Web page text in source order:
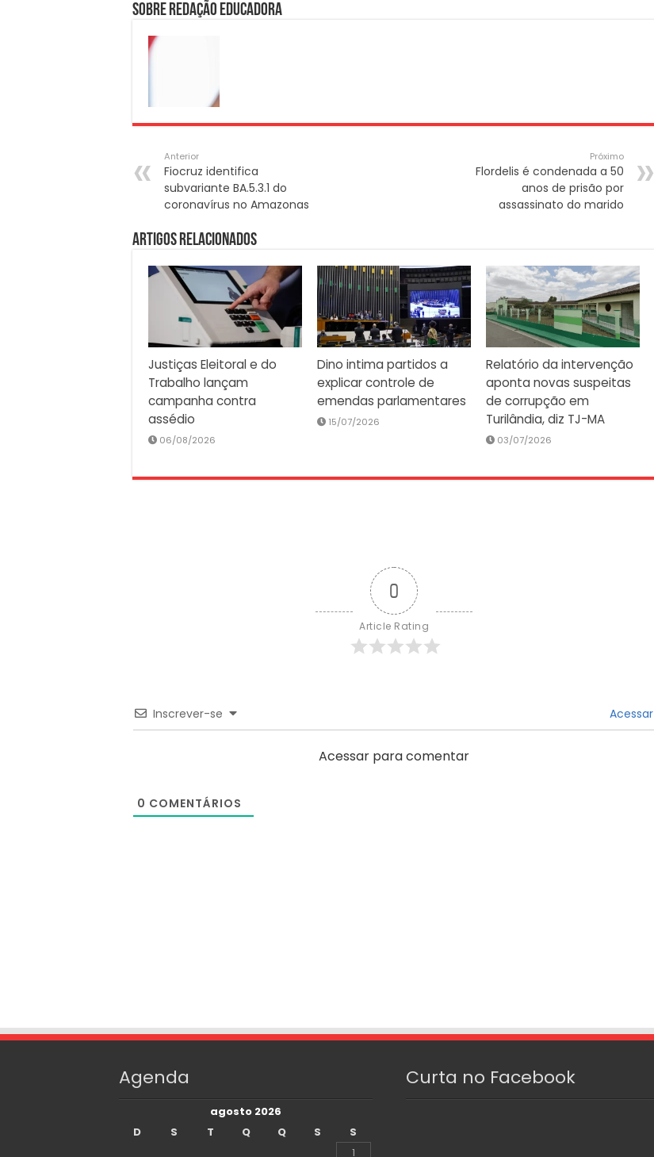
Sobre Redação Educadora
Anterior
Fiocruz identifica
subvariante BA.5.3.1 do
coronavírus no Amazonas
Próximo
Flordelis é condenada a 50
anos de prisão por
assassinato do marido
Artigos Relacionados
Justiças Eleitoral e do
Trabalho lançam
campanha contra
assédio
06/08/2026
Dino intima partidos a
explicar controle de
emendas parlamentares
15/07/2026
Relatório da intervenção
aponta novas suspeitas
de corrupção em
Turilândia, diz TJ-MA
03/07/2026
0
Article Rating
Inscrever-se Acessar
Acessar para comentar
0 COMENTÁRIOS
Agenda
agosto 2026
D
S T Q Q S
S
1
Curta no Facebook